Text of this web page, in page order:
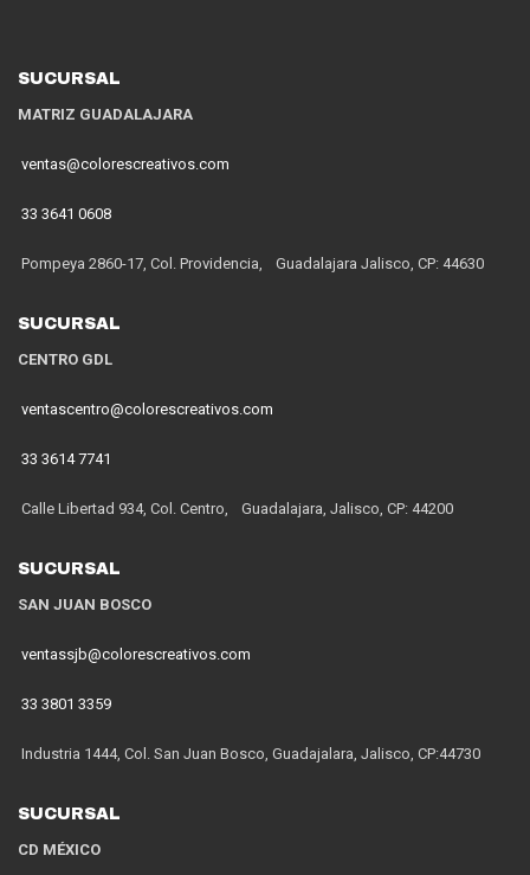
SUCURSAL
MATRIZ GUADALAJARA
ventas@colorescreativos.com
33 3641 0608
Pompeya 2860-17, Col. Providencia, Guadalajara Jalisco, CP: 44630
SUCURSAL
CENTRO GDL
ventascentro@colorescreativos.com
33 3614 7741
Calle Libertad 934, Col. Centro, Guadalajara, Jalisco, CP: 44200
SUCURSAL
SAN JUAN BOSCO
ventassjb@colorescreativos.com
33 3801 3359
Industria 1444, Col. San Juan Bosco, Guadajalara, Jalisco, CP:44730
SUCURSAL
CD MÉXICO